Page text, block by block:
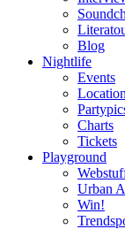
Blog
Nightlife
Events
Charts
Tickets
Playground
Urban
Win!